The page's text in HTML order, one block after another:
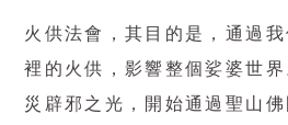
火供法會，其目的是，通過
裡的火供，影響整個娑婆世
災辟邪之光，開始通過聖山